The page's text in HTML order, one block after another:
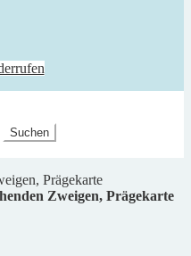
Suchen
Zweigen, Prägekarte